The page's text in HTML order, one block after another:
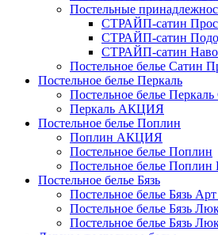
Постельные
СТРАЙП-сатин
СТРАЙП-сатин
СТРАЙП-сатин
Постельное белье Сатин
Постельное белье Перкаль
Постельное белье
Перкаль АКЦИЯ
Постельное белье Поплин
Поплин АКЦИЯ
Постельное белье Поплин
Постельное белье
Постельное белье Бязь
Постельное белье Бязь
Постельное белье Бязь
Постельное белье Бязь